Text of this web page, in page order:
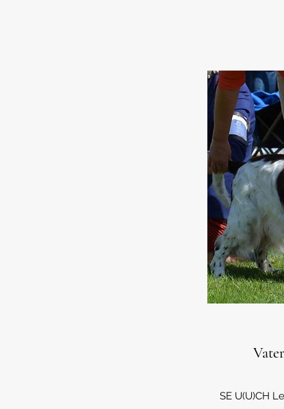
SE U(U)CH